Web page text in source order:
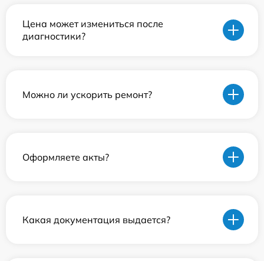
Цена может измениться после
диагностики?
Можно ли ускорить ремонт?
Оформляете акты?
Какая документация выдается?